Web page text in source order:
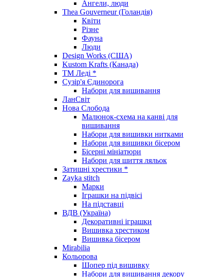
Ангели, люди
Thea Gouverneur (Голандія)
Квіти
Різне
Фауна
Люди
Design Works (США)
Kustom Krafts (Канада)
ТМ Леді *
Сузір'я Єдинорога
Набори для вишивання
ЛанСвіт
Нова Слобода
Малюнок-схема на канві для
вишивання
Набори для вишивки нитками
Набори для вишивки бісером
Бісерні мініатюри
Набори для шиття ляльок
Затишні хрестики *
Zayka stitch
Марки
Іграшки на підвісі
На підставці
ВДВ (Україна)
Декоративні іграшки
Вишивка хрестиком
Вишивка бісером
Mirabilia
Кольорова
Шопер під вишивку
Набори для вишивання декору